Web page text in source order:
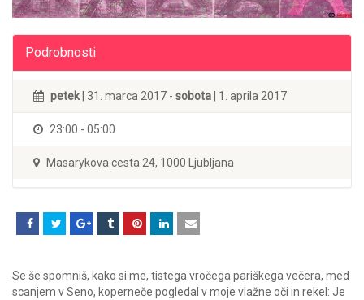
Podrobnosti
petek| 31. marca 2017 - sobota | 1. aprila 2017
23:00 - 05:00
Masarykova cesta 24, 1000 Ljubljana
Se še spomniš, kako si me, tistega vročega pariškega večera, med
scanjem v Seno, koperneče pogledal v moje vlažne oči in rekel: Je